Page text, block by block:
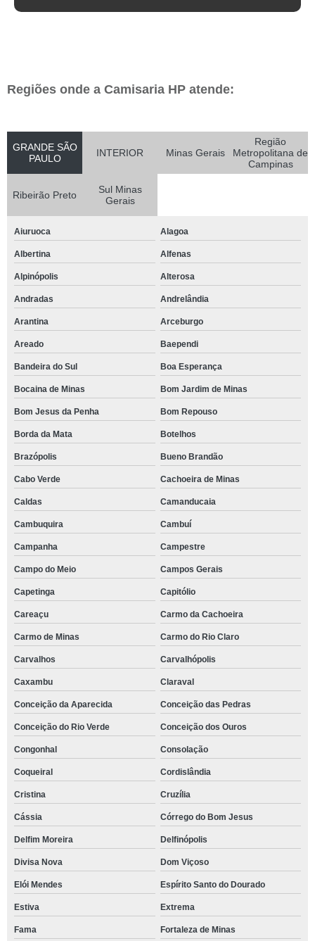
Regiões onde a Camisaria HP atende:
GRANDE SÃO
PAULO
INTERIOR Minas Gerais
Região
Metropolitana de
Campinas
Ribeirão Preto
Sul Minas
Gerais
Aiuruoca Alagoa
Albertina Alfenas
Alpinópolis Alterosa
Andradas Andrelândia
Arantina Arceburgo
Areado Baependi
Bandeira do Sul Boa Esperança
Bocaina de Minas Bom Jardim de Minas
Bom Jesus da Penha Bom Repouso
Borda da Mata Botelhos
Brazópolis Bueno Brandão
Cabo Verde Cachoeira de Minas
Caldas Camanducaia
Cambuquira Cambuí
Campanha Campestre
Campo do Meio Campos Gerais
Capetinga Capitólio
Careaçu Carmo da Cachoeira
Carmo de Minas Carmo do Rio Claro
Carvalhos Carvalhópolis
Caxambu Claraval
Conceição da Aparecida Conceição das Pedras
Conceição do Rio Verde Conceição dos Ouros
Congonhal Consolação
Coqueiral Cordislândia
Cristina Cruzília
Cássia Córrego do Bom Jesus
Delfim Moreira Delfinópolis
Divisa Nova Dom Viçoso
Elói Mendes Espírito Santo do Dourado
Estiva Extrema
Fama Fortaleza de Minas